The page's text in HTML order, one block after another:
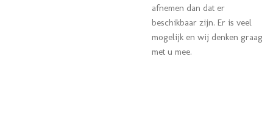
afnemen dan dat er
beschikbaar zijn. Er is veel
mogelijk en wij denken graag
met u mee.